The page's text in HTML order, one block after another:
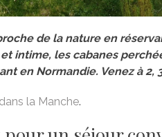
de la nature en
intime, les cabanes
en Normandie. Venez à 2,
la Manche.